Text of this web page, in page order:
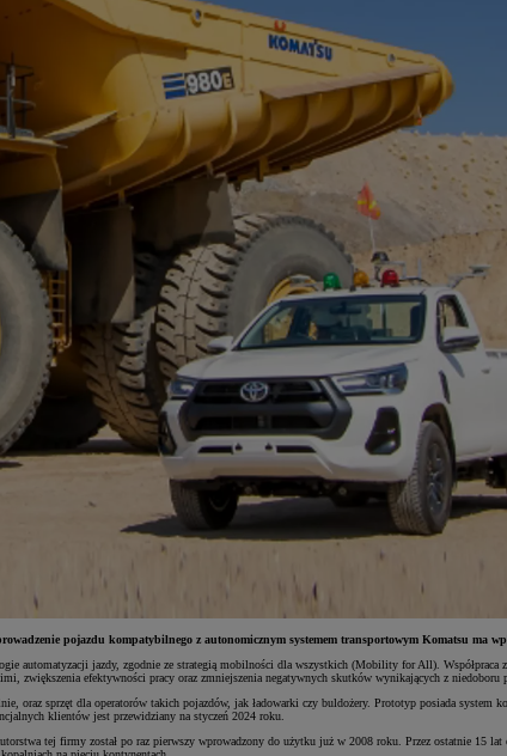
pojazdu kompatybilnego z autonomicznym systemem transportowym Komatsu ma
automatyzacji jazdy, zgodnie ze strategią mobilności dla wszystkich (Mobility for All).
zwiększenia efektywności pracy oraz zmniejszenia negatywnych skutków wynikających z niedoboru
oraz sprzęt dla operatorów takich pojazdów, jak ładowarki czy buldożery. Prototyp posiada
klientów jest przewidziany na styczeń 2024 roku.
tej firmy został po raz pierwszy wprowadzony do użytku już w 2008 roku. Przez ostatnie 15